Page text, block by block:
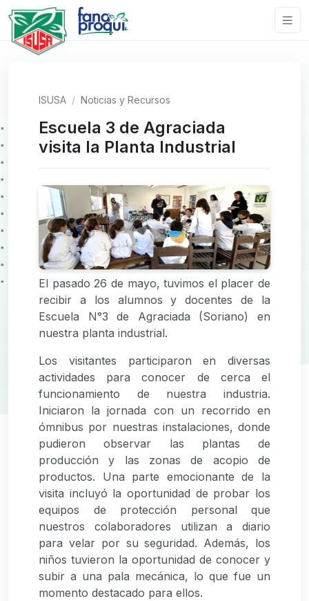
ISUSA Noticias y Recursos
Escuela 3 de Agraciada
visita la Planta Industrial
El pasado 26 de mayo, tuvimos el placer de
recibir a los alumnos y docentes de la
Escuela N°3 de Agraciada (Soriano) en
nuestra planta industrial.
Los visitantes participaron en diversas
actividades para conocer de cerca el
funcionamiento de nuestra industria.
Iniciaron la jornada con un recorrido en
ómnibus por nuestras instalaciones, donde
pudieron observar las plantas de
producción y las zonas de acopio de
productos. Una parte emocionante de la
visita incluyó la oportunidad de probar los
equipos de protección personal que
nuestros colaboradores utilizan a diario
para velar por su seguridad. Además, los
niños tuvieron la oportunidad de conocer y
subir a una pala mecánica, lo que fue un
momento destacado para ellos.